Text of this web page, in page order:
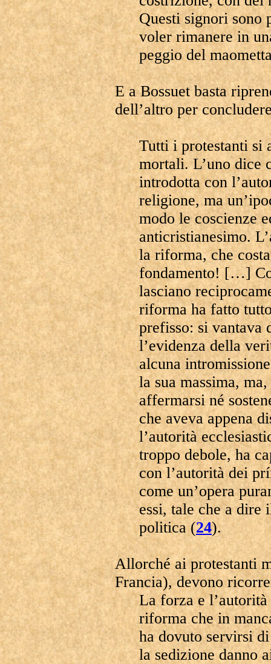
Questi signori sono
voler rimanere in
peggio del
E a Bossuet basta
dell’altro per
Tutti i protestanti si
mortali. L’uno dice
introdotta con
religione, ma
modo le coscienze
anticristianesimo.
la riforma, che
fondamento! […]
lasciano
riforma ha fatto
prefisso: si vantava
l’evidenza della
alcuna
la sua massima,
affermarsi né
che aveva appena
l’autorità
troppo debole, ha
con l’autorità dei
come un’opera
essi, tale che a dire
politica (24).
Allorché ai protestanti
Francia), devono
La forza e
riforma che in
ha dovuto servirsi
la sedizione danno